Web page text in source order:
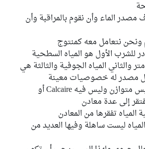
الماء وأن نقوم بالمراقبة وأن
ونحن نتعامل معه كمنتوج
مصادر للشرب الأول هو المياه السطحية
الأقل من 50 متر والثاني المياه الجوفية والثالثة هي
مصدر له خصوصيات معينة
مياه المطر ليس متوازن وليس فيه Calcaire أو
إلى عدة معادن
المياه تفقرها من المعادن
ليست ساهلة وفيها العديد من